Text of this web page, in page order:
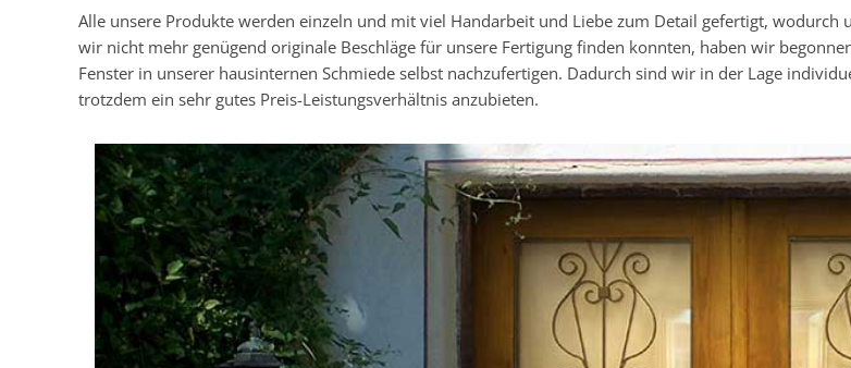
Alle unsere Produkte werden einzeln und mit viel Handarbeit und Liebe zum Detail gefertigt, wodurch
wir nicht mehr genügend originale Beschläge für unsere Fertigung finden konnten, haben wir
Fenster in unserer hausinternen Schmiede selbst nachzufertigen. Dadurch sind wir in der Lage
trotzdem ein sehr gutes Preis-Leistungsverhältnis anzubieten.